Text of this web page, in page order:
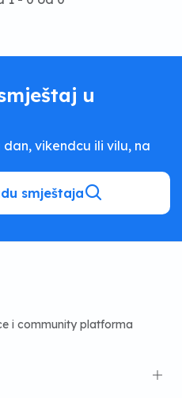
u
vikendcu ili vilu, na
smještaja
i community platforma